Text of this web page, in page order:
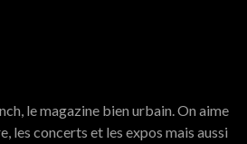
le magazine bien urbain. On aime
les concerts et les expos mais aussi